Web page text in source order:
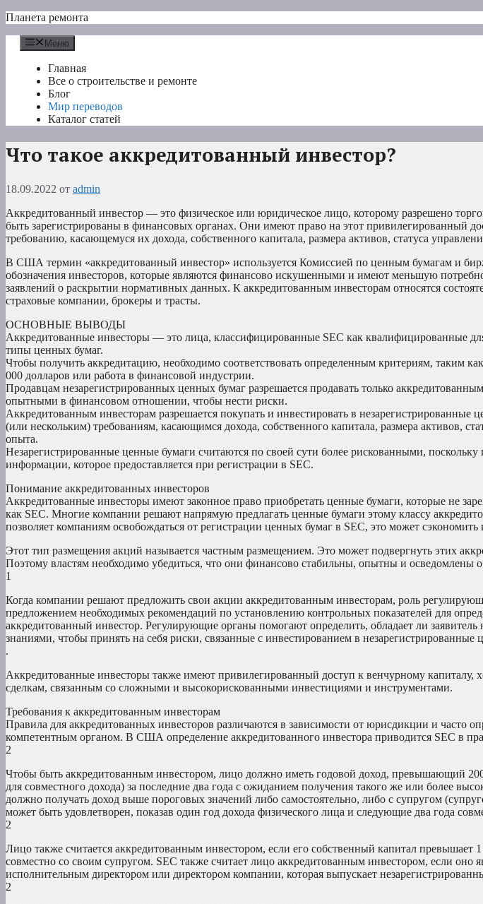
Перейти
содержимому
Планета ремонта
Меню
Главная
Все о строительстве и ремонте
Блог
Мир переводов
Каталог статей
Что такое аккредитованный инвестор?
18.09.2022 от admin
Аккредитованный инвестор — это физическое или юридическое лицо, которому разрешено
быть зарегистрированы в финансовых органах. Они имеют право на этот привилегированный
требованию, касающемуся их дохода, собственного капитала, размера активов, статуса
В США термин «аккредитованный инвестор» используется Комиссией по ценным бумагам и
обозначения инвесторов, которые являются финансово искушенными и имеют меньшую
заявлений о раскрытии нормативных данных. К аккредитованным инвесторам относятся
страховые компании, брокеры и трасты.
ОСНОВНЫЕ ВЫВОДЫ
Аккредитованные инвесторы — это лица, классифицированные SEC как квалифицированные
типы ценных бумаг.
Чтобы получить аккредитацию, необходимо соответствовать определенным критериям, таким
000 долларов или работа в финансовой индустрии.
Продавцам незарегистрированных ценных бумаг разрешается продавать только
опытными в финансовом отношении, чтобы нести риски.
Аккредитованным инвесторам разрешается покупать и инвестировать в незарегистрированные
(или нескольким) требованиям, касающимся дохода, собственного капитала, размера активов,
опыта.
Незарегистрированные ценные бумаги считаются по своей сути более рискованными,
информации, которое предоставляется при регистрации в SEC.
Понимание аккредитованных инвесторов
Аккредитованные инвесторы имеют законное право приобретать ценные бумаги, которые не
как SEC. Многие компании решают напрямую предлагать ценные бумаги этому классу
позволяет компаниям освобождаться от регистрации ценных бумаг в SEC, это может сэкономить
Этот тип размещения акций называется частным размещением. Это может подвергнуть этих
Поэтому властям необходимо убедиться, что они финансово стабильны, опытны и осведомлены
1
Когда компании решают предложить свои акции аккредитованным инвесторам, роль
предложением необходимых рекомендаций по установлению контрольных показателей для
аккредитованный инвестор. Регулирующие органы помогают определить, обладает ли
знаниями, чтобы принять на себя риски, связанные с инвестированием в незарегистрированные
.
Аккредитованные инвесторы также имеют привилегированный доступ к венчурному капиталу,
сделкам, связанным со сложными и высокорискованными инвестициями и инструментами.
Требования к аккредитованным инвесторам
Правила для аккредитованных инвесторов различаются в зависимости от юрисдикции и часто
компетентным органом. В США определение аккредитованного инвестора приводится SEC в
2
Чтобы быть аккредитованным инвестором, лицо должно иметь годовой доход, превышающий
для совместного дохода) за последние два года с ожиданием получения такого же или более
должно получать доход выше пороговых значений либо самостоятельно, либо с супругом
может быть удовлетворен, показав один год дохода физического лица и следующие два года
2
Лицо также считается аккредитованным инвестором, если его собственный капитал
совместно со своим супругом. SEC также считает лицо аккредитованным инвестором, если оно
исполнительным директором или директором компании, которая выпускает
2